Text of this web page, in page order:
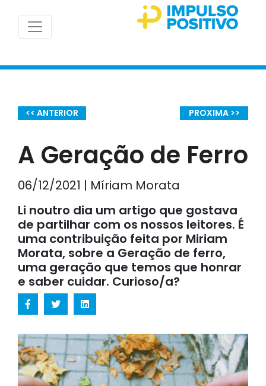
<< ANTERIOR PROXIMA >>
A Geração de Ferro
06/12/2021 | Míriam Morata
Li noutro dia um artigo que gostava
de partilhar com os nossos leitores. É
uma contribuição feita por Miriam
Morata, sobre a Geração de ferro,
uma geração que temos que honrar
e saber cuidar. Curioso/a?